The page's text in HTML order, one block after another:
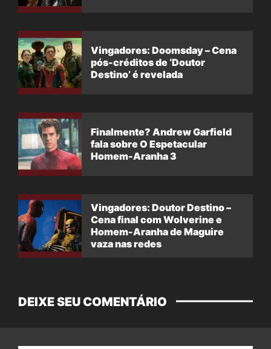
Vingadores: Doomsday – Cena
pós-créditos de ‘Doutor
Destino’ é revelada
Finalmente? Andrew Garfield
fala sobre O Espetacular
Homem-Aranha 3
Vingadores: Doutor Destino –
Cena final com Wolverine e
Homem-Aranha de Maguire
vaza nas redes
DEIXE SEU COMENTÁRIO